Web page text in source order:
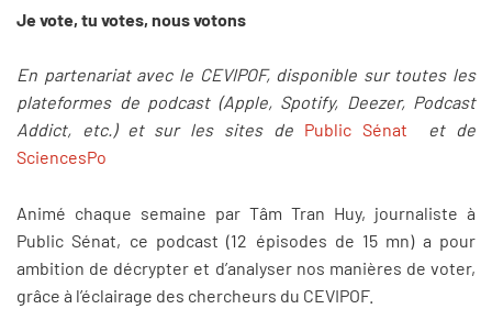
Je vote, tu votes, nous votons
En partenariat avec le CEVIPOF, disponible sur toutes les
plateformes de podcast (Apple, Spotify, Deezer, Podcast
Addict, etc.) et sur les sites de Public Sénat
et de
SciencesPo
Animé chaque semaine par Tâm Tran Huy, journaliste à
Public Sénat, ce podcast (12 épisodes de 15 mn) a pour
ambition de décrypter et d’analyser nos manières de voter,
grâce à l’éclairage des chercheurs du CEVIPOF.